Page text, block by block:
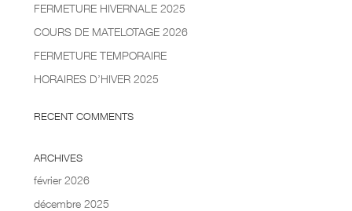
FERMETURE HIVERNALE 2025
COURS DE MATELOTAGE 2026
FERMETURE TEMPORAIRE
HORAIRES D’HIVER 2025
RECENT COMMENTS
ARCHIVES
février 2026
décembre 2025